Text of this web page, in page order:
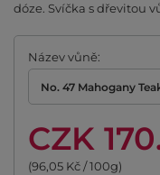
dóze. Svíčka s dřevitou
Název vůně
No. 47 Mahogany
CZK
(96,05 Kč / 100g)